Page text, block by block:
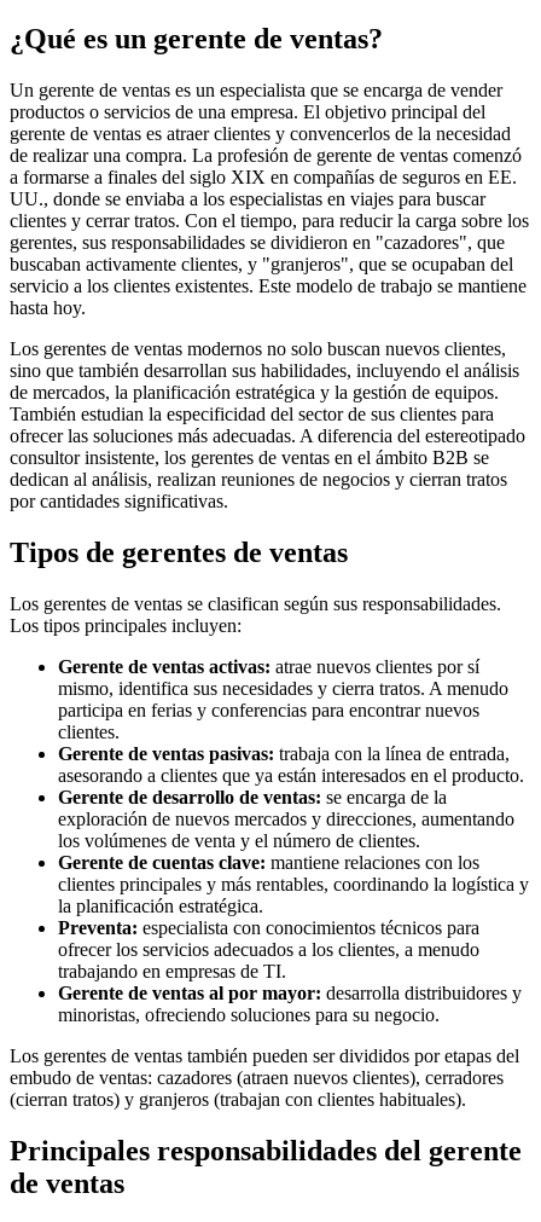
¿Qué es un gerente de ventas?
Un gerente de ventas es un especialista que se encarga de vender
productos o servicios de una empresa. El objetivo principal del
gerente de ventas es atraer clientes y convencerlos de la necesidad
de realizar una compra. La profesión de gerente de ventas comenzó
a formarse a finales del siglo XIX en compañías de seguros en EE.
UU., donde se enviaba a los especialistas en viajes para buscar
clientes y cerrar tratos. Con el tiempo, para reducir la carga sobre los
gerentes, sus responsabilidades se dividieron en "cazadores", que
buscaban activamente clientes, y "granjeros", que se ocupaban del
servicio a los clientes existentes. Este modelo de trabajo se mantiene
hasta hoy.
Los gerentes de ventas modernos no solo buscan nuevos clientes,
sino que también desarrollan sus habilidades, incluyendo el análisis
de mercados, la planificación estratégica y la gestión de equipos.
También estudian la especificidad del sector de sus clientes para
ofrecer las soluciones más adecuadas. A diferencia del estereotipado
consultor insistente, los gerentes de ventas en el ámbito B2B se
dedican al análisis, realizan reuniones de negocios y cierran tratos
por cantidades significativas.
Tipos de gerentes de ventas
Los gerentes de ventas se clasifican según sus responsabilidades.
Los tipos principales incluyen:
Gerente de ventas activas: atrae nuevos clientes por sí
mismo, identifica sus necesidades y cierra tratos. A menudo
participa en ferias y conferencias para encontrar nuevos
clientes.
Gerente de ventas pasivas: trabaja con la línea de entrada,
asesorando a clientes que ya están interesados en el producto.
Gerente de desarrollo de ventas: se encarga de la
exploración de nuevos mercados y direcciones, aumentando
los volúmenes de venta y el número de clientes.
Gerente de cuentas clave: mantiene relaciones con los
clientes principales y más rentables, coordinando la logística y
la planificación estratégica.
Preventa: especialista con conocimientos técnicos para
ofrecer los servicios adecuados a los clientes, a menudo
trabajando en empresas de TI.
Gerente de ventas al por mayor: desarrolla distribuidores y
minoristas, ofreciendo soluciones para su negocio.
Los gerentes de ventas también pueden ser divididos por etapas del
embudo de ventas: cazadores (atraen nuevos clientes), cerradores
(cierran tratos) y granjeros (trabajan con clientes habituales).
Principales responsabilidades del gerente
de ventas